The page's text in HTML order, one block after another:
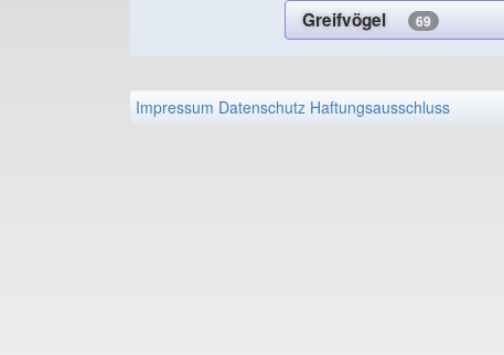
Greifvögel 69
Impressum Datenschutz Haftungsausschluss